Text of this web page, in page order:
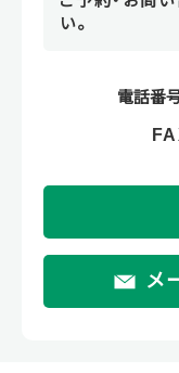
い。
電話番号
メ